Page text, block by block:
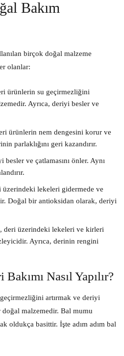
Bakım
birçok doğal malzeme
olanlar:
ürünlerin su geçirmezliğini
Ayrıca, deriyi besler ve
ürünlerin nem dengesini korur ve
parlaklığını geri kazandırır.
besler ve çatlamasını önler. Aynı
üzerindeki lekeleri gidermede ve
Doğal bir antioksidan olarak, deriyi
deri üzerindeki lekeleri ve kirleri
Ayrıca, derinin rengini
Nasıl Yapılır?
artırmak ve deriyi
malzemedir. Bal mumu
oldukça basittir. İşte adım adım bal